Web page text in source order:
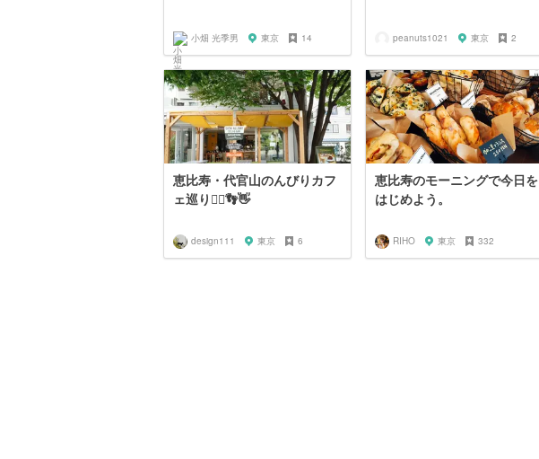
小畑 光季男 東京 14 peanuts1021 東京 2
恵比寿・代官山のんびりカフ
ェ巡り🚶‍♀️👣👋
design111 東京 6
恵比寿のモーニングで今日を
はじめよう。
RIHO 東京 332